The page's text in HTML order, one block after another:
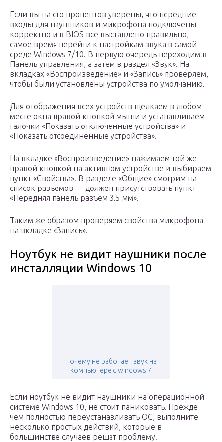
Если вы на сто процентов уверены, что передние
входы для наушников и микрофона подключены
корректно и в BIOS все выставлено правильно,
самое время перейти к настройкам звука в самой
среде Windows 7/10. В первую очередь переходим в
Панель управления, а затем в раздел «Звук». На
вкладках «Воспроизведение» и «Запись» проверяем,
чтобы были установлены устройства по умолчанию.
Для отображения всех устройств щелкаем в любом
месте окна правой кнопкой мыши и устанавливаем
галочки «Показать отключенные устройства» и
«Показать отсоединенные устройства».
На вкладке «Воспроизведение» нажимаем той же
правой кнопкой на активном устройстве и выбираем
пункт «Свойства». В разделе «Общие» смотрим на
список разъемов — должен присутствовать пункт
«Передняя панель разъем 3.5 мм».
Таким же образом проверяем свойства микрофона
на вкладке «Запись».
Ноутбук не видит наушники после
инсталляции Windows 10
Почему не работает звук на
компьютере c windows 7
Если ноутбук не видит наушники на операционной
системе Windows 10, не стоит паниковать. Прежде
чем полностью переустанавливать ОС, выполните
несколько простых действий, которые в
большинстве случаев решат проблему.